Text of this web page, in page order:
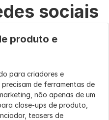
sociais
produto e
para criadores e
de ferramentas de
não apenas de um
close-ups de produto,
teasers de